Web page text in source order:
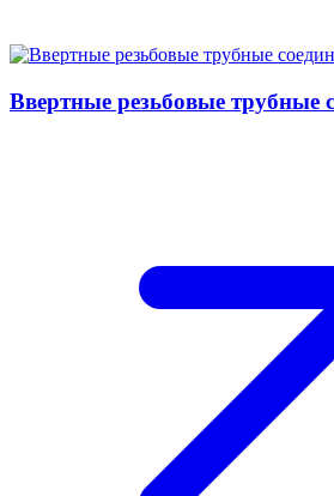
Ввертные резьбовые трубные